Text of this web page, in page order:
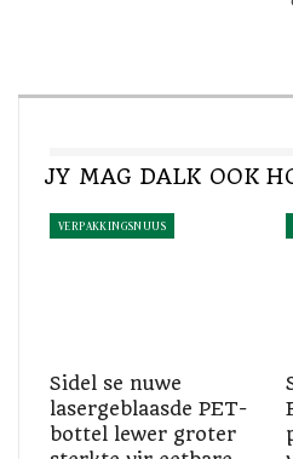
Hierdie volgende generasie lyn
kommoditeitsfilmproduksie.
aantreklike en toekomsbestande
JY MAG DALK OOK
VERPAKKINGSNUUS
Sidel se nuwe
lasergeblaasde PET-
bottel lewer groter